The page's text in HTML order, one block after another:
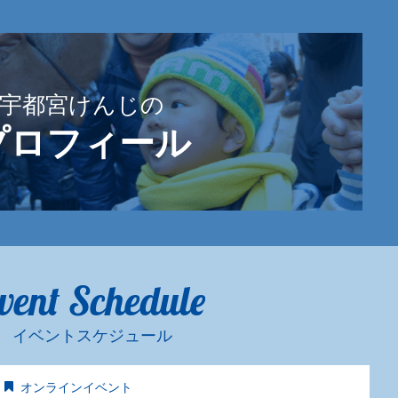
宇都宮けんじの
ロフィール
Schedule
イベントスケジュール
オンラインイベント